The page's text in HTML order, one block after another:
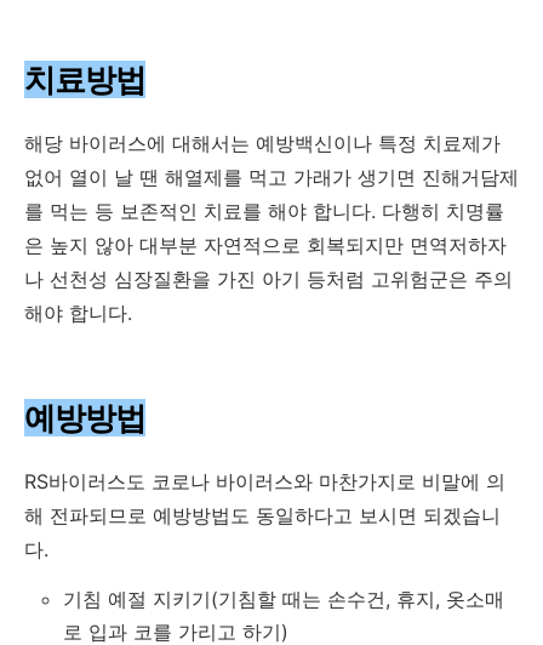
치료방법
해당 바이러스에 대해서는 예방백신이나 특정 치료제가
없어 열이 날 땐 해열제를 먹고 가래가 생기면 진해거담제
를 먹는 등 보존적인 치료를 해야 합니다. 다행히 치명률
은 높지 않아 대부분 자연적으로 회복되지만 면역저하자
나 선천성 심장질환을 가진 아기 등처럼 고위험군은 주의
해야 합니다.
예방방법
RS바이러스도 코로나 바이러스와 마찬가지로 비말에 의
해 전파되므로 예방방법도 동일하다고 보시면 되겠습니
다.
기침 예절 지키기(기침할 때는 손수건, 휴지, 옷소매
로 입과 코를 가리고 하기)